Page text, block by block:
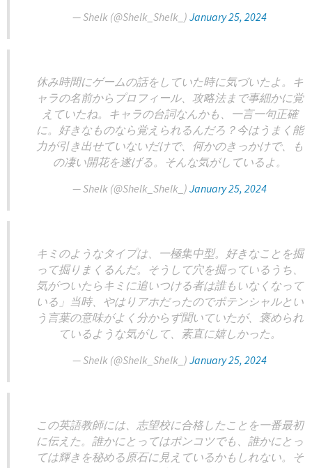
— Shelk (@Shelk_Shelk_) January 25, 2024
休み時間にゲームの話をしていた時に気づいたよ。キ
ャラの名前からプロフィール、攻略法まで事細かに覚
えていたね。キャラの台詞なんかも、一言一句正確
に。好きなものなら覚えられるんだろ？今はうまく能
力が引き出せていないだけで、何かのきっかけで、も
の凄い開花を遂げる。そんな気がしているよ。
— Shelk (@Shelk_Shelk_) January 25, 2024
キミのようなタイプは、一極集中型。好きなことを掘
って掘りまくるんだ。そうして穴を掘っているうち、
気がついたらキミに追いつける者は誰もいなくなって
いる」当時、やはりアホだったのでポテンシャルとい
う言葉の意味がよく分からず聞いていたが、褒められ
ているような気がして、素直に嬉しかった。
— Shelk (@Shelk_Shelk_) January 25, 2024
この英語教師には、志望校に合格したことを一番最初
に伝えた。誰かにとってはポンコツでも、誰かにとっ
ては輝きを秘める原石に見えているかもしれない。そ